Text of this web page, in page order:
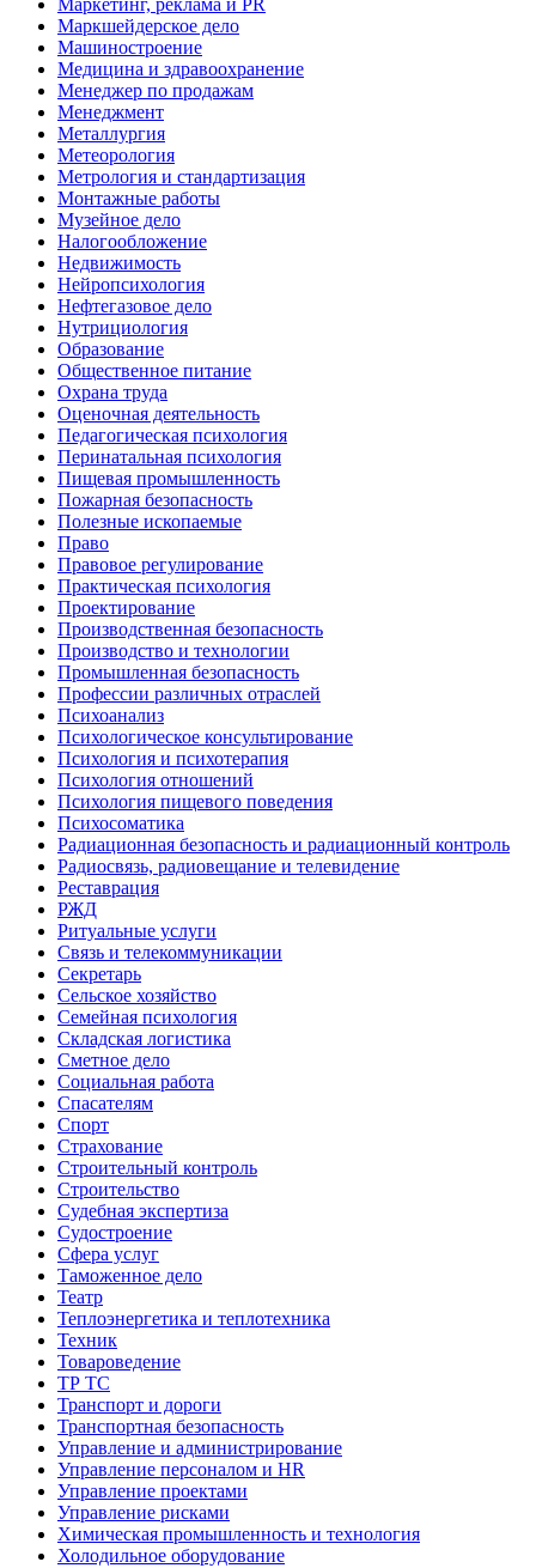
Маркетинг, реклама и PR
Маркшейдерское дело
Машиностроение
Медицина и здравоохранение
Менеджер по продажам
Менеджмент
Металлургия
Метеорология
Метрология и стандартизация
Монтажные работы
Музейное дело
Налогообложение
Недвижимость
Нейропсихология
Нефтегазовое дело
Нутрициология
Образование
Общественное питание
Охрана труда
Оценочная деятельность
Педагогическая психология
Перинатальная психология
Пищевая промышленность
Пожарная безопасность
Полезные ископаемые
Право
Правовое регулирование
Практическая психология
Проектирование
Производственная безопасность
Производство и технологии
Промышленная безопасность
Профессии различных отраслей
Психоанализ
Психологическое консультирование
Психология и психотерапия
Психология отношений
Психология пищевого поведения
Психосоматика
Радиационная безопасность и радиационный контроль
Радиосвязь, радиовещание и телевидение
Реставрация
РЖД
Ритуальные услуги
Связь и телекоммуникации
Секретарь
Сельское хозяйство
Семейная психология
Складская логистика
Сметное дело
Социальная работа
Спасателям
Спорт
Страхование
Строительный контроль
Строительство
Судебная экспертиза
Судостроение
Сфера услуг
Таможенное дело
Театр
Теплоэнергетика и теплотехника
Техник
Товароведение
ТР ТС
Транспорт и дороги
Транспортная безопасность
Управление и администрирование
Управление персоналом и HR
Управление проектами
Управление рисками
Химическая промышленность и технология
Холодильное оборудование